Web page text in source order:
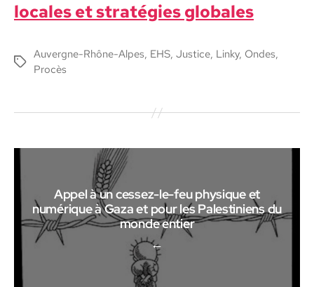
locales et straté­gies glob­ales
Étiquettes
Auvergne-Rhône-Alpes, EHS, Justice, Linky, Ondes,
Procès
←
Appel à un cessez-le-feu physique et
numérique à Gaza et pour les Palestiniens du
monde entier